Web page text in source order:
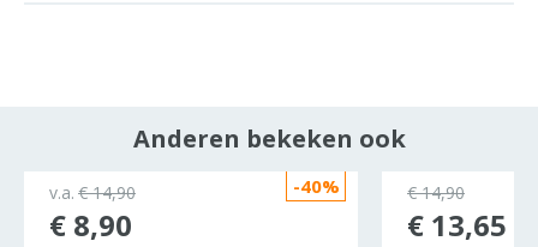
Anderen bekeken ook
-40%
v.a. € 14,90
€ 8,90
€ 14,90
€ 13,65